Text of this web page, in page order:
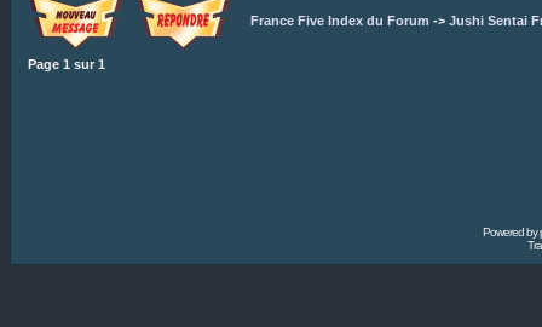
France Five Index du Forum -> Jushi Sentai
Page 1 sur 1
Powered by